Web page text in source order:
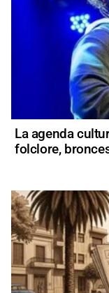
La agenda
folclore,